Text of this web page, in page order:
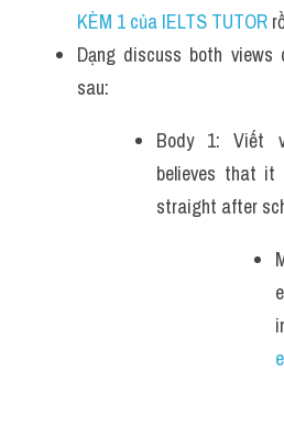
KÈM 1 của IELTS TUTOR
Dạng discuss both
sau:
Body 1: Viết
believes that
straight after